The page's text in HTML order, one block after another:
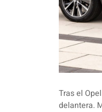
Tras el
delantera.